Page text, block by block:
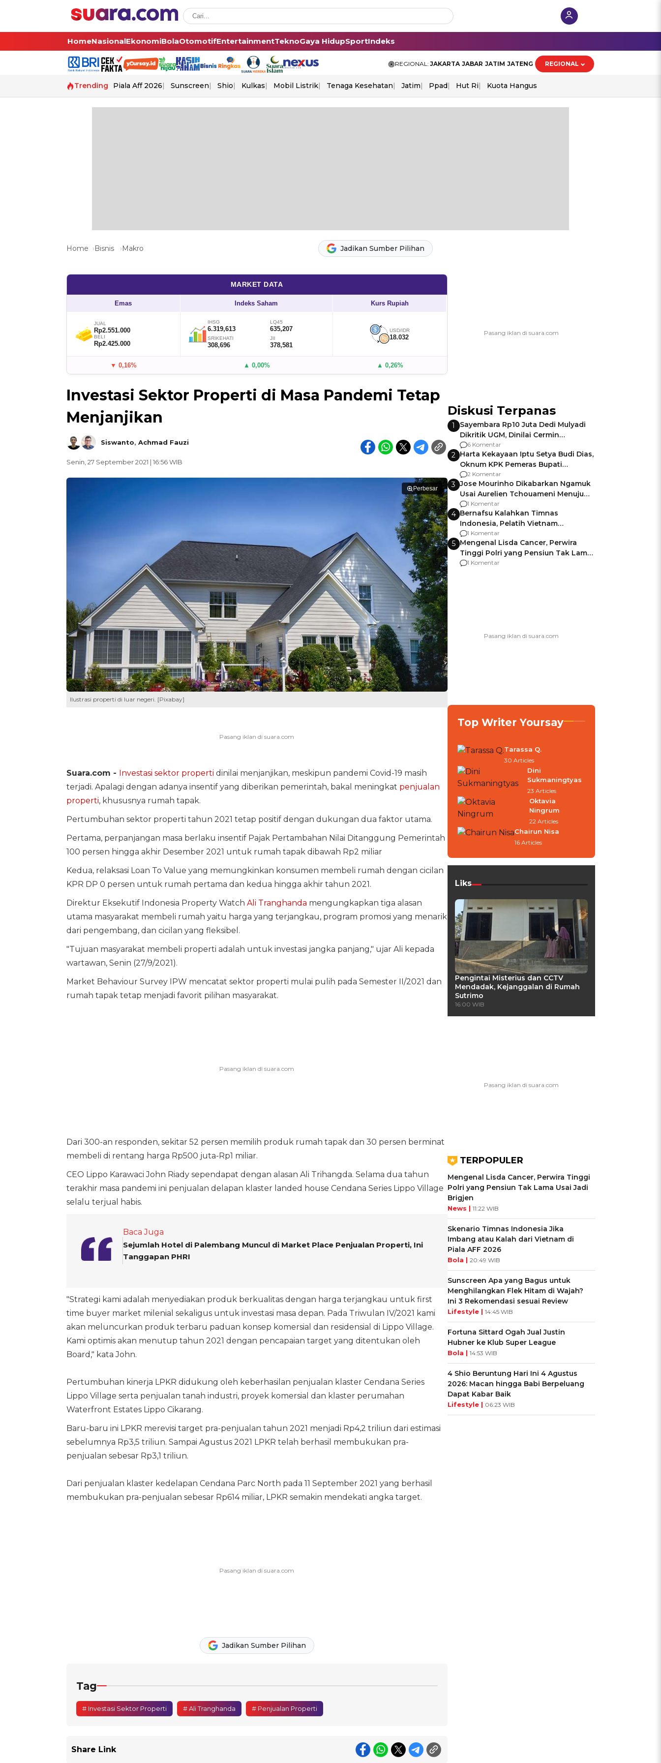
HomeNasionalEkonomiBolaOtomotifEntertainmentTeknoGaya HidupSportIndeks
REGIONAL: JAKARTA JABAR JATIM JATENG REGIONAL
Trending Piala Aff 2026 Sunscreen Shio Kulkas Mobil Listrik Tenaga Kesehatan Jatim Ppad Hut Ri Kuota Hangus
Home Bisnis Makro Jadikan Sumber Pilihan
MARKET DATA
Emas Indeks Saham Kurs Rupiah
JUAL
Rp2.551.000
BELI
Rp2.425.000
IHSG
6.319,613
LQ45
635,207
SRIKEHATI
308,696
JII
378,581
USD/IDR
18.032
▼ 0,16% ▲ 0,00% ▲ 0,26%
Investasi Sektor Properti di Masa Pandemi Tetap
Menjanjikan
Siswanto, Achmad Fauzi
Senin, 27 September 2021 | 16:56 WIB
Perbesar
Ilustrasi properti di luar negeri. [Pixabay]
Suara.com - Investasi sektor properti dinilai menjanjikan, meskipun pandemi Covid-19 masih
terjadi. Apalagi dengan adanya insentif yang diberikan pemerintah, bakal meningkat penjualan
properti, khususnya rumah tapak.
Pertumbuhan sektor properti tahun 2021 tetap positif dengan dukungan dua faktor utama.
Pertama, perpanjangan masa berlaku insentif Pajak Pertambahan Nilai Ditanggung Pemerintah
100 persen hingga akhir Desember 2021 untuk rumah tapak dibawah Rp2 miliar
Kedua, relaksasi Loan To Value yang memungkinkan konsumen membeli rumah dengan cicilan
KPR DP 0 persen untuk rumah pertama dan kedua hingga akhir tahun 2021.
Direktur Eksekutif Indonesia Property Watch Ali Tranghanda mengungkapkan tiga alasan
utama masyarakat membeli rumah yaitu harga yang terjangkau, program promosi yang menarik
dari pengembang, dan cicilan yang fleksibel.
"Tujuan masyarakat membeli properti adalah untuk investasi jangka panjang," ujar Ali kepada
wartawan, Senin (27/9/2021).
Market Behaviour Survey IPW mencatat sektor properti mulai pulih pada Semester II/2021 dan
rumah tapak tetap menjadi favorit pilihan masyarakat.
Dari 300-an responden, sekitar 52 persen memilih produk rumah tapak dan 30 persen berminat
membeli di rentang harga Rp500 juta-Rp1 miliar.
CEO Lippo Karawaci John Riady sependapat dengan alasan Ali Trihangda. Selama dua tahun
terakhir masa pandemi ini penjualan delapan klaster landed house Cendana Series Lippo Village
selalu terjual habis.
Baca Juga
Sejumlah Hotel di Palembang Muncul di Market Place Penjualan Properti, Ini
Tanggapan PHRI
"Strategi kami adalah menyediakan produk berkualitas dengan harga terjangkau untuk first
time buyer market milenial sekaligus untuk investasi masa depan. Pada Triwulan IV/2021 kami
akan meluncurkan produk terbaru paduan konsep komersial dan residensial di Lippo Village.
Kami optimis akan menutup tahun 2021 dengan pencapaian target yang ditentukan oleh
Board," kata John.
Pertumbuhan kinerja LPKR didukung oleh keberhasilan penjualan klaster Cendana Series
Lippo Village serta penjualan tanah industri, proyek komersial dan klaster perumahan
Waterfront Estates Lippo Cikarang.
Baru-baru ini LPKR merevisi target pra-penjualan tahun 2021 menjadi Rp4,2 triliun dari estimasi
sebelumnya Rp3,5 triliun. Sampai Agustus 2021 LPKR telah berhasil membukukan pra-
penjualan sebesar Rp3,1 triliun.
Dari penjualan klaster kedelapan Cendana Parc North pada 11 September 2021 yang berhasil
membukukan pra-penjualan sebesar Rp614 miliar, LPKR semakin mendekati angka target.
Jadikan Sumber Pilihan
Tag
# Investasi Sektor Properti # Ali Tranghanda # Penjualan Properti
Share Link
Diskusi Terpanas
1
Sayembara Rp10 Juta Dedi Mulyadi
Dikritik UGM, Dinilai Cermin
Gagalnya Negara Jamin Keamanan
6 Komentar
2 Harta Kekayaan Iptu Setya Budi Dias,
Oknum KPK Pemeras Bupati
Pemalang
2 Komentar
3 Jose Mourinho Dikabarkan Ngamuk
Usai Aurelien Tchouameni Menuju
Manchester United
1 Komentar
4 Bernafsu Kalahkan Timnas
Indonesia, Pelatih Vietnam
Berencana Pakai Jimat di Pakansari
1 Komentar
5 Mengenal Lisda Cancer, Perwira
Tinggi Polri yang Pensiun Tak Lama
Usai Jadi Brigjen
1 Komentar
Top Writer Yoursay
Tarassa Q.
30 Articles
Dini
Sukmaningtyas
23 Articles
Oktavia
Ningrum
22 Articles
Chairun Nisa
16 Articles
Liks
Pengintai Misterius dan CCTV
Mendadak, Kejanggalan di Rumah
Sutrimo
16:00 WIB
TERPOPULER
Mengenal Lisda Cancer, Perwira Tinggi
Polri yang Pensiun Tak Lama Usai Jadi
Brigjen
News | 11:22 WIB
Skenario Timnas Indonesia Jika
Imbang atau Kalah dari Vietnam di
Piala AFF 2026
Bola | 20:49 WIB
Sunscreen Apa yang Bagus untuk
Menghilangkan Flek Hitam di Wajah?
Ini 3 Rekomendasi sesuai Review
Lifestyle | 14:45 WIB
Fortuna Sittard Ogah Jual Justin
Hubner ke Klub Super League
Bola | 14:53 WIB
4 Shio Beruntung Hari Ini 4 Agustus
2026: Macan hingga Babi Berpeluang
Dapat Kabar Baik
Lifestyle | 06:23 WIB